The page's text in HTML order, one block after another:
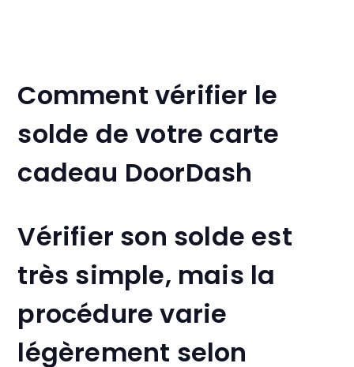
Comment vérifier le
solde de votre carte
cadeau DoorDash
Vérifier son solde est
très simple, mais la
procédure varie
légèrement selon